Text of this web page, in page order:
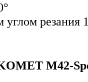
резания
M42-